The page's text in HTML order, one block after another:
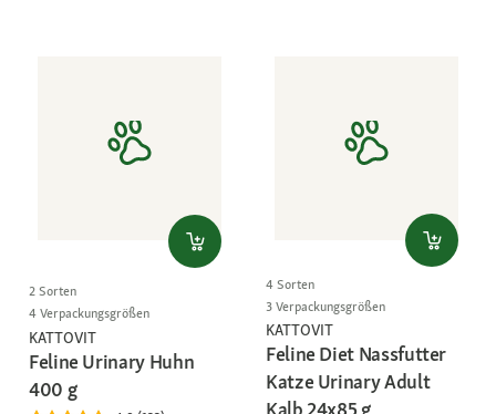
2 Sorten
4 Verpackungsgrößen
KATTOVIT
Feline Urinary Huhn
400 g
4 Sorten
3 Verpackungsgrößen
KATTOVIT
Feline Diet Nassfutter
Katze Urinary Adult
Kalb 24x85 g